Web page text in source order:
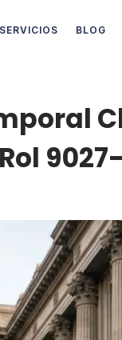
SERVICIOS BLOG